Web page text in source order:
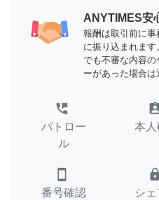
ANYTIMES安
報酬は取引前に
に振り込まれま
でも不審な内容
ーがあった場合は
perm_phone_msg
パトロー
ル
本
smartphone
番号確認
シ